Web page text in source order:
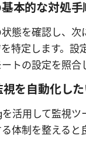
本的な対処手
態を確認し、次
特定します。設
トの設定を照合
を自動化した
活用して監視ツ
体制を整えると